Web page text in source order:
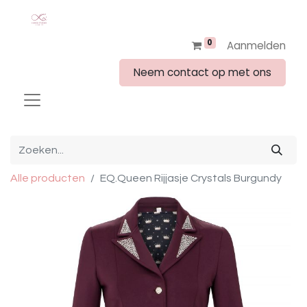
0
Aanmelden
Neem contact op met ons
Alle producten EQ.Queen Rijjasje Crystals Burgundy